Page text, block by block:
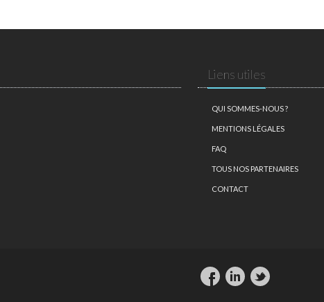
Liens utiles
QUI SOMMES-NOUS ?
MENTIONS LÉGALES
FAQ
TOUS NOS PARTENAIRES
CONTACT